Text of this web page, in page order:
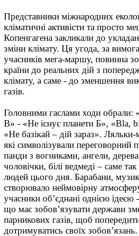
Представники міжнародних
кліматичні активісти та просто
Копенгагена закликали до
зміни клімату. Ця угода, за
учасників мега-маршу, повинна
країни до реальних дій з
клімату, а саме - до зменшення
газів.
Головними гаслами ходи обрали:
B» - «Не існує планети Б», «Bla,
«Не базікай – дій зараз». Ляльки-
які символізували переговорний
панди з вогниками, ангели,
чоловічки, білі ведмеді – саме
людей цього дня. Барабани,
створювало неймовірну
учасники об’єднані однією ідеєю
що має зобов’язувати держави
парникових газів, щоб
дотримуватись своїх зобов’язань.